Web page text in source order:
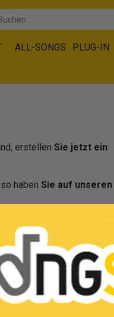
ALL-SONGS PLUG-IN
erstellen Sie jetzt ein
haben Sie auf unseren
und die Titel aus ihrem
Sie stets über unsere